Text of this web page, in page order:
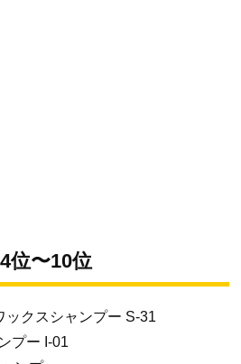
位〜10位
クスシャンプー S-31
プー I-01